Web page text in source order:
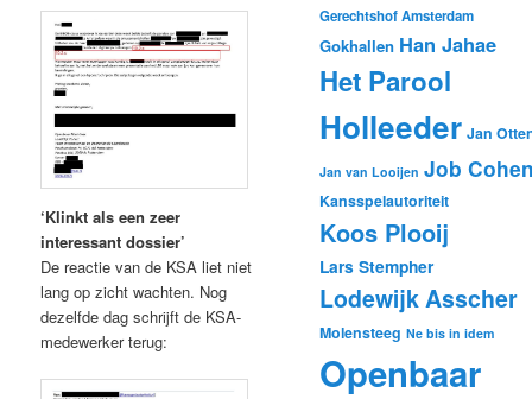
‘Klinkt als een zeer
interessant dossier’
De reactie van de KSA liet niet
lang op zicht wachten. Nog
dezelfde dag schrijft de KSA-
medewerker terug:
Gerechtshof Amsterdam
Gokhallen Han Jahae
Het Parool
Holleeder Jan
Jan van Looijen Job
Kansspelautoriteit
Koos Plooij
Lars Stempher
Lodewijk Asscher
Molensteeg Ne bis in idem
Openbaar